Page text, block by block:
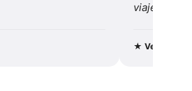
viaje fuera
★ Ver en